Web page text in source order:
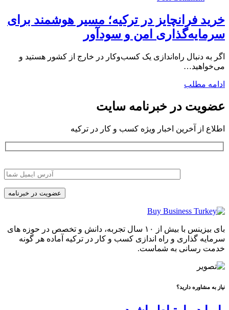
خرید فرانچایز در ترکیه؛ مسیر هوشمند برای
سرمایه‌گذاری امن و سودآور
اگر به دنبال راه‌اندازی یک کسب‌وکار در خارج از کشور هستید و
می‌خواهید…
ادامه مطلب
عضویت در خبرنامه سایت
اطلاع از آخرین اخبار ویژه کسب و کار در ترکیه
بای بیزینس با بیش از ۱۰ سال تجربه، دانش و تخصص در حوزه های
سرمایه گذاری و راه اندازی کسب و کار در ترکیه آماده هر گونه
خدمت رسانی به شماست.
نیاز به مشاوره دارید؟